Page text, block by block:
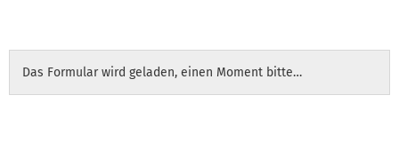
Das Formular wird geladen, einen Moment bitte…